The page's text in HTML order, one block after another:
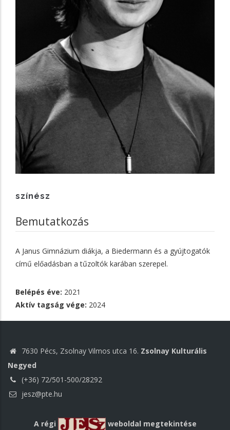
színész
Bemutatkozás
A Janus Gimnázium diákja, a Biedermann és a gyújtogatók
című előadásban a tűzoltók karában szerepel.
Belépés éve: 2021
Aktív tagság vége: 2024
7630 Pécs, Zsolnay Vilmos utca 16. Zsolnay Kulturális
Negyed
(+36) 72/501-500/28292
jesz@pte.hu
A régi weboldal megtekintése